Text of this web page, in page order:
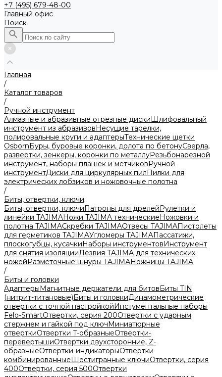
+7 (495) 679-48-00
Главный офис
Поиск
Главная
/
Каталог товаров
/
Ручной инструмент
Алмазные и абразивные отрезные дискиШлифовальный
инструмент из абразивовНесущие тарелки,
полировальные круги и адаптерыТехнические щетки
OsbornБуры, буровые коронки, долота по бетонуСверла,
развертки, зенкеры, коронки по металлуРезьбонарезной
инструмент, наборы плашек и метчиковРучной
инструментДиски для циркулярных пилПилки для
электрических лобзиков и ножовочные полотна
/
Биты, отвертки, ключи
Биты, отвертки, ключиПатроны для дрелейРулетки и
линейки TAJIMAНожи TAJIMA техническиеНожовки и
полотна TAJIMAСкребки TAJIMAОтвесы TAJIMAПистолеты
для герметиков TAJIMAУгломеры TAJIMAПассатижи,
плоскогубцы, кусачкиНаборы инструментовИнструмент
для снятия изоляцииЛезвия TAJIMA для технических
ножейРазметочные шнуры TAJIMAНожницы TAJIMA
/
Биты и головки
АдаптерыМагнитные держатели для битовБиты TIN
(нитрит-титановые)Биты и головкиДинамометрические
отвертки с точной настройкойИнстументальные наборы
Felo-SmartОтвертки, серия 200Отвертки с ударным
стержнем и гайкой под ключМиниатюрные
отверткиОтвертки T-образныеОтвертки-
перевертышиОтвертки двухсторонние, Z-
образныеОтвертки-индикаторыОтвертки
комбинированныеШестигранные ключиОтвертки, серия
400Отвертки, серия 500Отвертки